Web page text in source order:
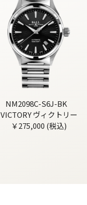
NM2098C-S6J-BK
VICTORY ヴィクトリー
￥275,000 (税込)